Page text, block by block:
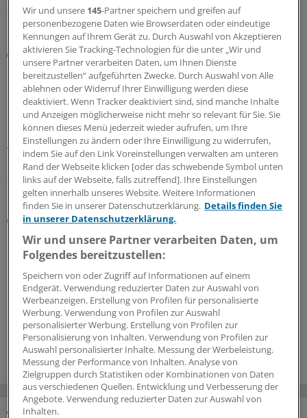
30.07.2026
Von ungefährlich bis akut lebensbedrohlich
Leitsymptom Dyspnoe: So geht’s rasch zur
richtigen Diagnose
Sie gehört zu den Top 5 der Beschwerden, die bei
Erstkonsultationen in Hausarztpraxen genannt werden:
die Dyspnoe. Die Diagnostik kann zur Herausforderung
werden. Ein Überblick, was hinter Atemnot stecken kann.
20.07.2026
Lithiumtherapie aktiviert WNT-Signalweg
Regeneration der COPD-Lunge: Was ist da
möglich?
Die humane Lunge verfügt über eine große Plastizität
mit dem Potenzial der Regeneration. Erste Versuche, die
endogene Regeneration zu adressieren, sind mit Lithium
bereits geglückt.
10.07.2026
Wir und unsere 145-Partner speichern und greifen auf
personenbezogene Daten wie Browserdaten oder eindeutige
Kennungen auf Ihrem Gerät zu. Durch Auswahl von Akzeptieren
aktivieren Sie Tracking-Technologien für die unter „Wir und
unsere Partner verarbeiten Daten, um Ihnen Dienste
bereitzustellen“ aufgeführten Zwecke. Durch Auswahl von Alle
ablehnen oder Widerruf Ihrer Einwilligung werden diese
deaktiviert. Wenn Tracker deaktiviert sind, sind manche Inhalte
und Anzeigen möglicherweise nicht mehr so relevant für Sie. Sie
können dieses Menü jederzeit wieder aufrufen, um Ihre
Einstellungen zu ändern oder Ihre Einwilligung zu widerrufen,
indem Sie auf den Link Voreinstellungen verwalten am unteren
Rand der Webseite klicken [oder das schwebende Symbol unten
links auf der Webseite, falls zutreffend]. Ihre Einstellungen
gelten innerhalb unseres Website. Weitere Informationen
finden Sie in unserer Datenschutzerklärung. Details finden Sie
in unserer Datenschutzerklärung.
Wir und unsere Partner verarbeiten Daten, um
Folgendes bereitzustellen:
Speichern von oder Zugriff auf Informationen auf einem
Endgerät. Verwendung reduzierter Daten zur Auswahl von
Werbeanzeigen. Erstellung von Profilen für personalisierte
Werbung. Verwendung von Profilen zur Auswahl
personalisierter Werbung. Erstellung von Profilen zur
Personalisierung von Inhalten. Verwendung von Profilen zur
Auswahl personalisierter Inhalte. Messung der Werbeleistung.
Messung der Performance von Inhalten. Analyse von
Zielgruppen durch Statistiken oder Kombinationen von Daten
aus verschiedenen Quellen. Entwicklung und Verbesserung der
Angebote. Verwendung reduzierter Daten zur Auswahl von
Inhalten.